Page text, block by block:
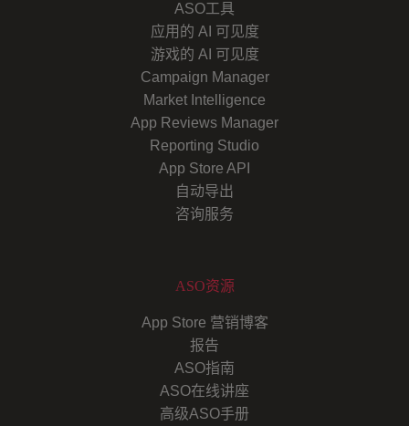
ASO工具
应用的 AI 可见度
游戏的 AI 可见度
Campaign Manager
Market Intelligence
App Reviews Manager
Reporting Studio
App Store API
自动导出
咨询服务
ASO资源
App Store 营销博客
报告
ASO指南
ASO在线讲座
高级ASO手册